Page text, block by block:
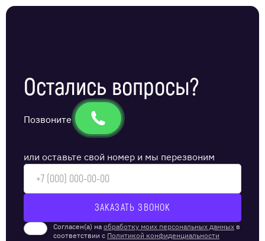
Остались вопросы?
Позвоните
или оставьте свой номер и мы перезвоним
Согласен(а) на обработку моих персональных данных в
соответствии с Политикой конфиденциальности